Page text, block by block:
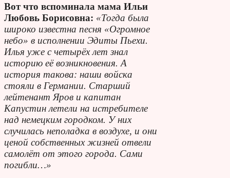
Вот что вспоминала мама Ильи
Любовь Борисовна: «Тогда была
широко известна песня «Огромное
небо» в исполнении Эдиты Пьехи.
Илья уже с четырёх лет знал
историю её возникновения. А
история такова: наши войска
стояли в Германии. Старший
лейтенант Яров и капитан
Капустин летели на истребителе
над немецким городком. У них
случилась неполадка в воздухе, и они
ценой собственных жизней отвели
самолёт от этого города. Сами
погибли…»